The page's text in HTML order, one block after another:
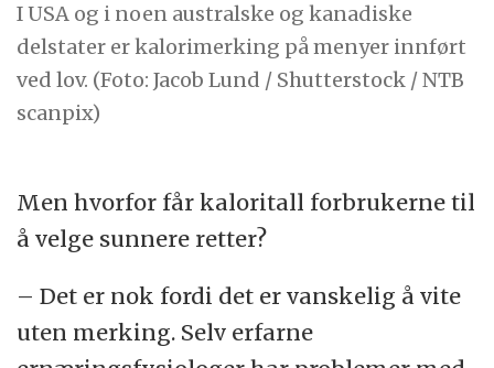
I USA og i noen australske og kanadiske
delstater er kalorimerking på menyer innført
ved lov. (Foto: Jacob Lund / Shutterstock / NTB
scanpix)
Men hvorfor får kaloritall forbrukerne til
å velge sunnere retter?
– Det er nok fordi det er vanskelig å vite
uten merking. Selv erfarne